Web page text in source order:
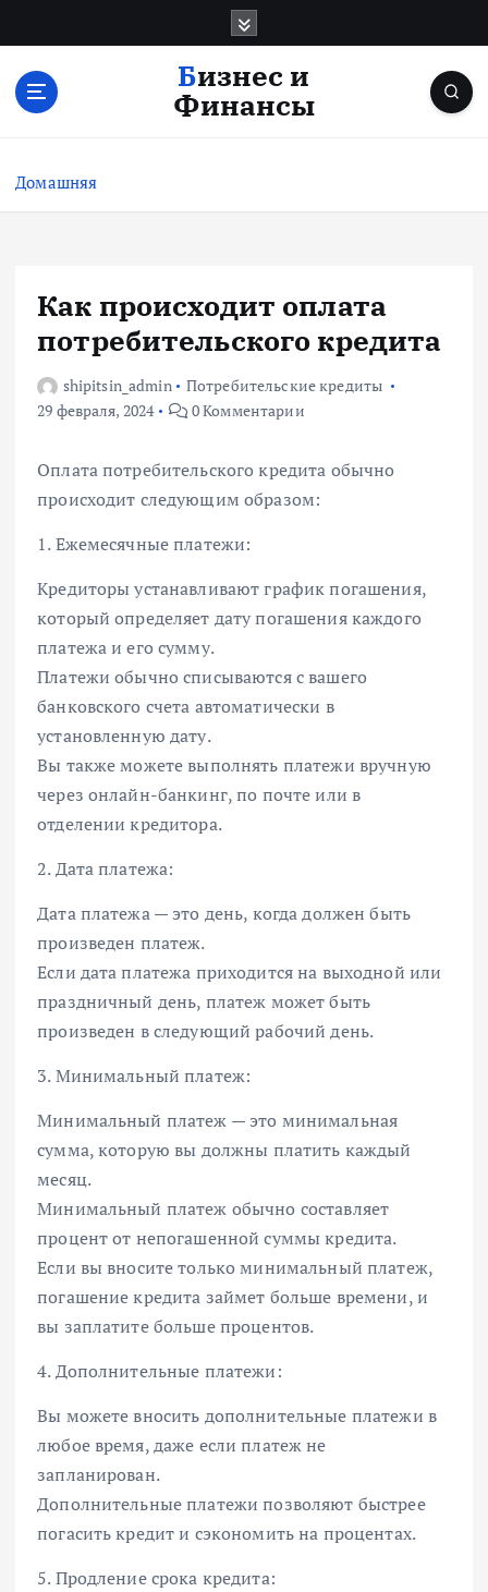
с
Бизнес и
Финансы
Домашняя
Как происходит оплата
потребительского кредита
shipitsin_admin
Потребительские кредиты
29 февраля, 2024
0 Комментарии
Оплата потребительского кредита обычно
происходит следующим образом:
1. Ежемесячные платежи:
Кредиторы устанавливают график погашения,
который определяет дату погашения каждого
платежа и его сумму.
Платежи обычно списываются с вашего
банковского счета автоматически в
установленную дату.
Вы также можете выполнять платежи вручную
через онлайн-банкинг, по почте или в
отделении кредитора.
2. Дата платежа:
Дата платежа — это день, когда должен быть
произведен платеж.
Если дата платежа приходится на выходной или
праздничный день, платеж может быть
произведен в следующий рабочий день.
3. Минимальный платеж:
Минимальный платеж — это минимальная
сумма, которую вы должны платить каждый
месяц.
Минимальный платеж обычно составляет
процент от непогашенной суммы кредита.
Если вы вносите только минимальный платеж,
погашение кредита займет больше времени, и
вы заплатите больше процентов.
4. Дополнительные платежи:
Вы можете вносить дополнительные платежи в
любое время, даже если платеж не
запланирован.
Дополнительные платежи позволяют быстрее
погасить кредит и сэкономить на процентах.
5. Продление срока кредита: